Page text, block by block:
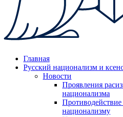
Главная
Русский национализм и
Новости
Проявления
национализма
национализму